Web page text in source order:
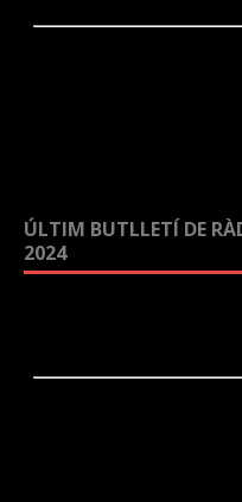
ÚLTIM BUTLLETÍ DE
2024